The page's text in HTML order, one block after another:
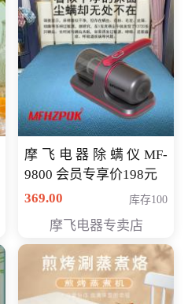
摩飞电器除螨仪MF-
9800 会员专享价198元
369.00
库存100
摩飞电器专卖店